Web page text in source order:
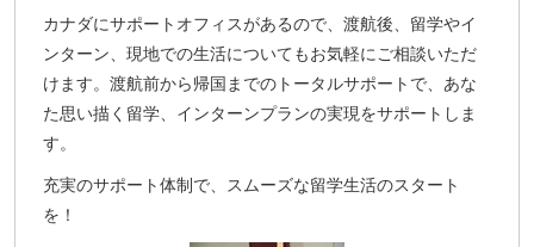
カナダにサポートオフィスがあるので、渡航後、留学やイ
ンターン、現地での生活についてもお気軽にご相談いただ
けます。渡航前から帰国までのトータルサポートで、あな
た思い描く留学、インターンプランの実現をサポートしま
す。
充実のサポート体制で、スムーズな留学生活のスタート
を！